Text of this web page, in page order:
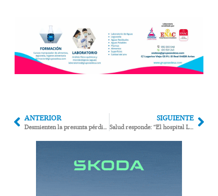
ANTERIOR
Desmienten la presunta pérdida de transparencia de la Geoda a causa del turismo
SIGUIENTE
Salud responde: “El hospital La Inmaculada no es ninguna zona cero de colapso sanitario”